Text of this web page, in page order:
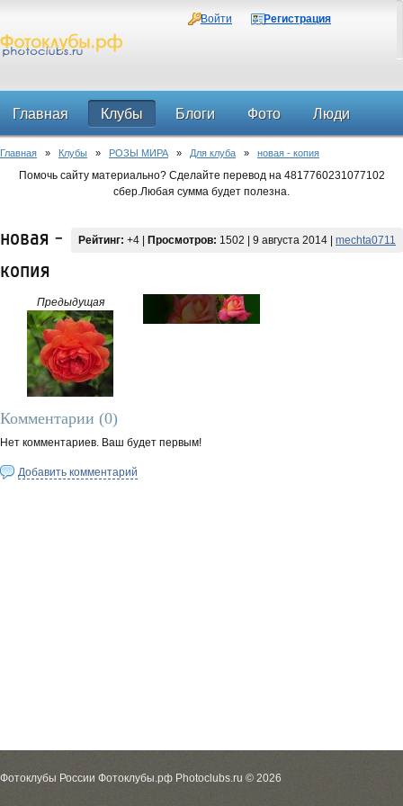
Войти Регистрация
Главная Клубы Блоги Фото Люди
Форум
Главная » Клубы » РОЗЫ МИРА » Для клуба » новая - копия
Помочь сайту материально? Сделайте перевод на 4817760231077102
сбер.Любая сумма будет полезна.
Рейтинг: +4 Просмотров: 1502 | 9 августа 2014 | mechta0711
новая -
копия
Предыдущая
Комментарии (0)
Нет комментариев. Ваш будет первым!
Добавить комментарий
Фотоклубы России Фотоклубы.рф Photoclubs.ru © 2026